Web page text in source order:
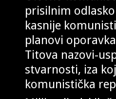
prisilnim
kasnije
planovi
Titova nazovi-
stvarnosti, iza
komunistička